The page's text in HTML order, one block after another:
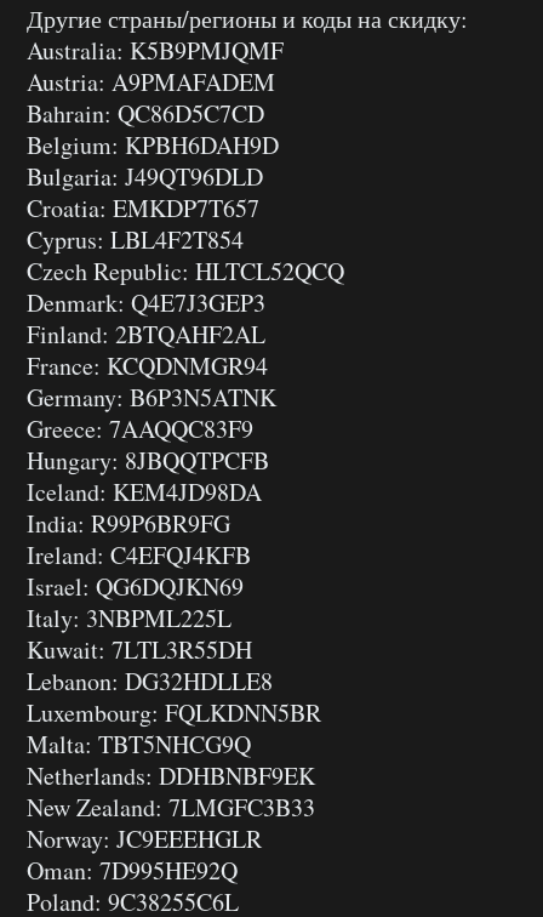
Другие страны/регионы и коды на скидку:
Australia: K5B9PMJQMF
Austria: A9PMAFADEM
Bahrain: QC86D5C7CD
Belgium: KPBH6DAH9D
Bulgaria: J49QT96DLD
Croatia: EMKDP7T657
Cyprus: LBL4F2T854
Czech Republic: HLTCL52QCQ
Denmark: Q4E7J3GEP3
Finland: 2BTQAHF2AL
France: KCQDNMGR94
Germany: B6P3N5ATNK
Greece: 7AAQQC83F9
Hungary: 8JBQQTPCFB
Iceland: KEM4JD98DA
India: R99P6BR9FG
Ireland: C4EFQJ4KFB
Israel: QG6DQJKN69
Italy: 3NBPML225L
Kuwait: 7LTL3R55DH
Lebanon: DG32HDLLE8
Luxembourg: FQLKDNN5BR
Malta: TBT5NHCG9Q
Netherlands: DDHBNBF9EK
New Zealand: 7LMGFC3B33
Norway: JC9EEEHGLR
Oman: 7D995HE92Q
Poland: 9C38255C6L